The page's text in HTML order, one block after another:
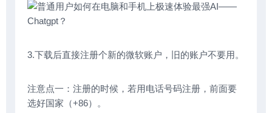
3.下载后直接注册个新的微软账户，旧的账户不要用。
注意点一：注册的时候，若用电话号码注册，前面要
选好国家（+86）。